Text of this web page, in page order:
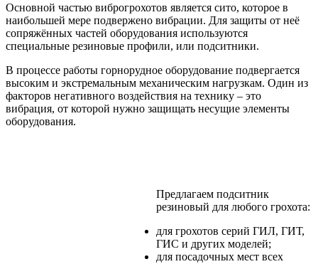
Основной частью виброгрохотов является сито, которое в
наибольшей мере подвержено вибрации. Для защиты от неё
сопряжённых частей оборудования используются
специальные резиновые профили, или подситники.
В процессе работы горнорудное оборудование подвергается
высоким и экстремальным механическим нагрузкам. Один из
факторов негативного воздействия на технику – это
вибрация, от которой нужно защищать несущие элементы
оборудования.
Предлагаем подситник
резиновый для любого грохота:
для грохотов серий ГИЛ, ГИТ,
ГИС и других моделей;
для посадочных мест всех